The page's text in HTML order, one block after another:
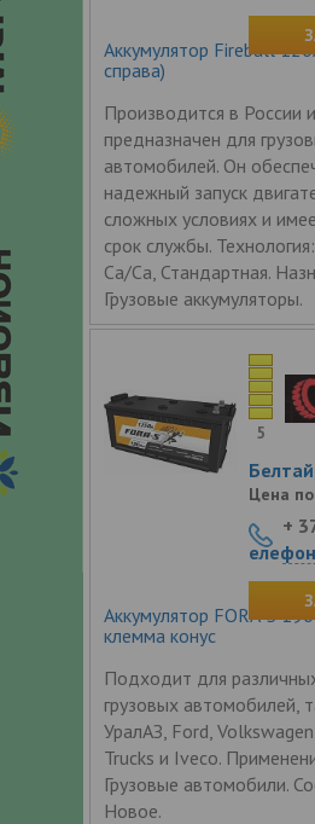
Аккумулятор Fireball
справа)
Производится в России и
предназначен для
автомобилей. Он
надежный запуск
сложных условиях и
срок службы.
Ca/Ca, Стандартная.
Грузовые аккумуляторы.
Аккумулятор FORA-S
клемма конус
Подходит для
грузовых автомобилей,
УралАЗ, Ford,
Trucks и Iveco.
Грузовые автомобили.
Новое.
5
Цена
+